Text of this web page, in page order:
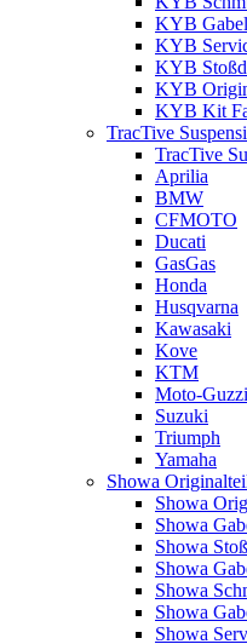
KYB
KYB
KYB
KYB
KYB Kit
TracTive
TracTive
Aprilia
BMW
CFMOTO
Ducati
GasGas
Honda
Husqvarna
Kawasaki
Kove
KTM
Moto-Guzzi
Suzuki
Triumph
Yamaha
Showa
Showa
Showa
Showa
Showa
Showa
Showa
Showa